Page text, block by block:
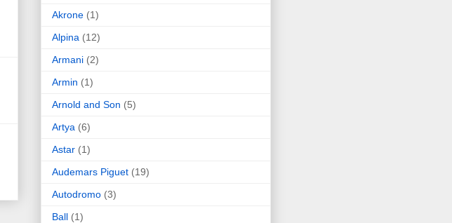
Akrone (1)
Alpina (12)
Armani (2)
Armin (1)
Arnold and Son (5)
Artya (6)
Astar (1)
Audemars Piguet (19)
Autodromo (3)
Ball (1)